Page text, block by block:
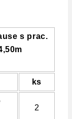
s prac.
ks
2